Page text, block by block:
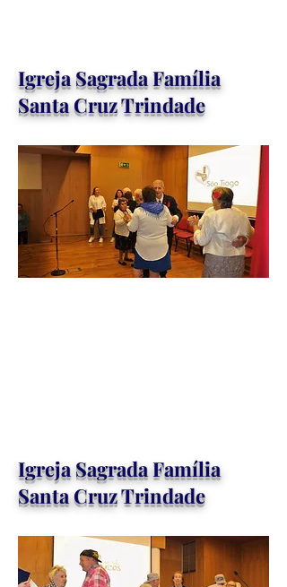
Igreja Sagrada Família
Santa Cruz Trindade
Igreja Sagrada Família
Santa Cruz Trindade